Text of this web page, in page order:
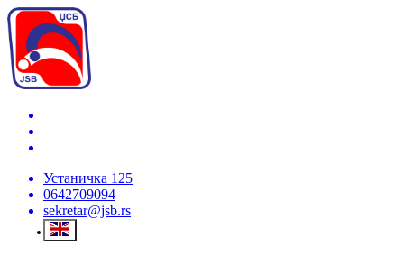
Устаничка 125
0642709094
sekretar@jsb.rs